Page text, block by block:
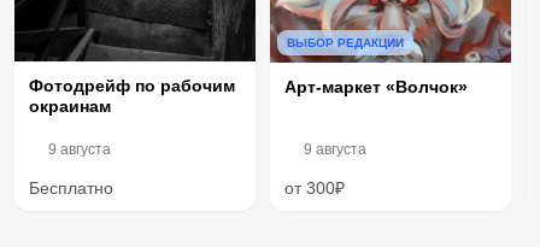
Фотодрейф по рабочим
окраинам
9 августа
Бесплатно
ВЫБОР РЕДАКЦИИ
Арт-маркет «Волчок»
9 августа
от 300₽